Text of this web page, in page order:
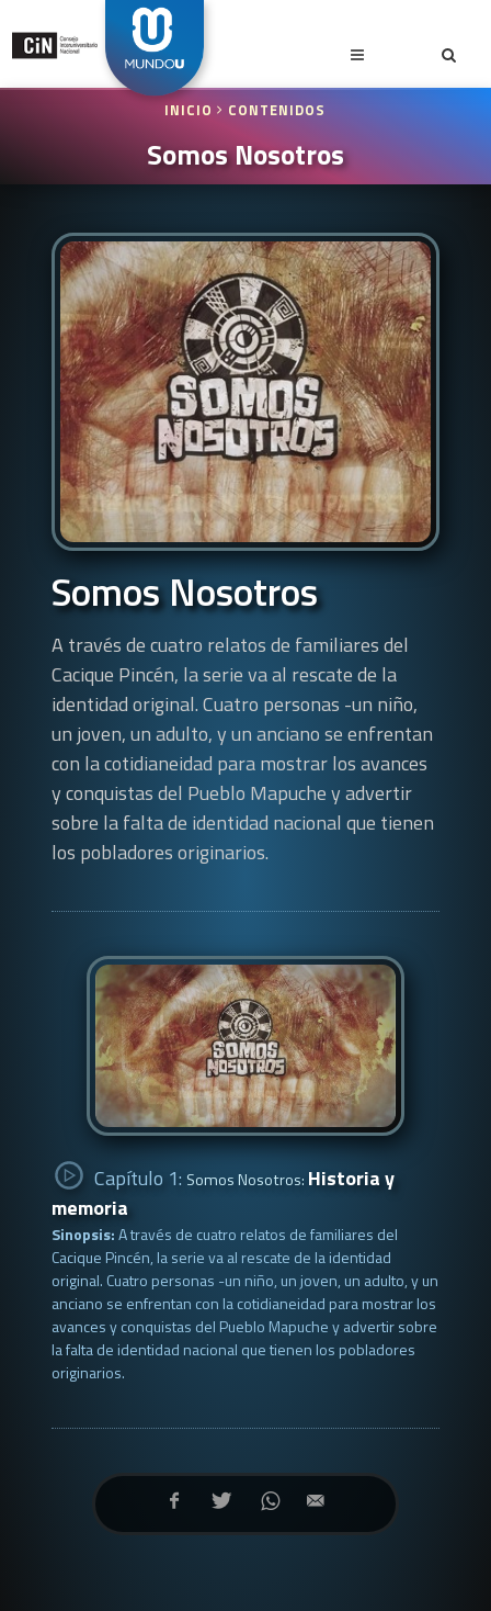
INICIO CONTENIDOS
Somos Nosotros
Somos Nosotros
A través de cuatro relatos de familiares del
Cacique Pincén, la serie va al rescate de la
identidad original. Cuatro personas -un niño,
un joven, un adulto, y un anciano­ se enfrentan
con la cotidianeidad para mostrar los avances
y conquistas del Pueblo Mapuche y advertir
sobre la falta de identidad nacional que tienen
los pobladores originarios.
Capítulo 1: Somos Nosotros: Historia y
memoria
Sinopsis:A través de cuatro relatos de familiares del
Cacique Pincén, la serie va al rescate de la identidad
original. Cuatro personas -un niño, un joven, un adulto, y un
anciano­ se enfrentan con la cotidianeidad para mostrar los
avances y conquistas del Pueblo Mapuche y advertir sobre
la falta de identidad nacional que tienen los pobladores
originarios.